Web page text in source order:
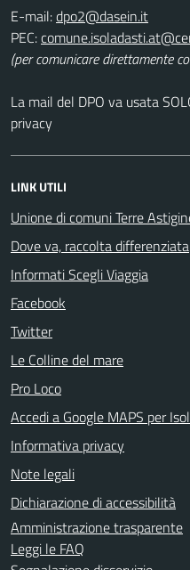
E-mail:
PEC:
(per comunicare direttamente
La mail del DPO va usata
privacy
LINK UTILI
Unione di comuni Terre
Dove va, raccolta differenziata
Informati Scegli Viaggia
Facebook
Twitter
Le Colline del mare
Pro Loco
Accedi a Google MAPS per
Informativa privacy
Note legali
Dichiarazione di accessibilità
Amministrazione trasparente
Leggi le FAQ